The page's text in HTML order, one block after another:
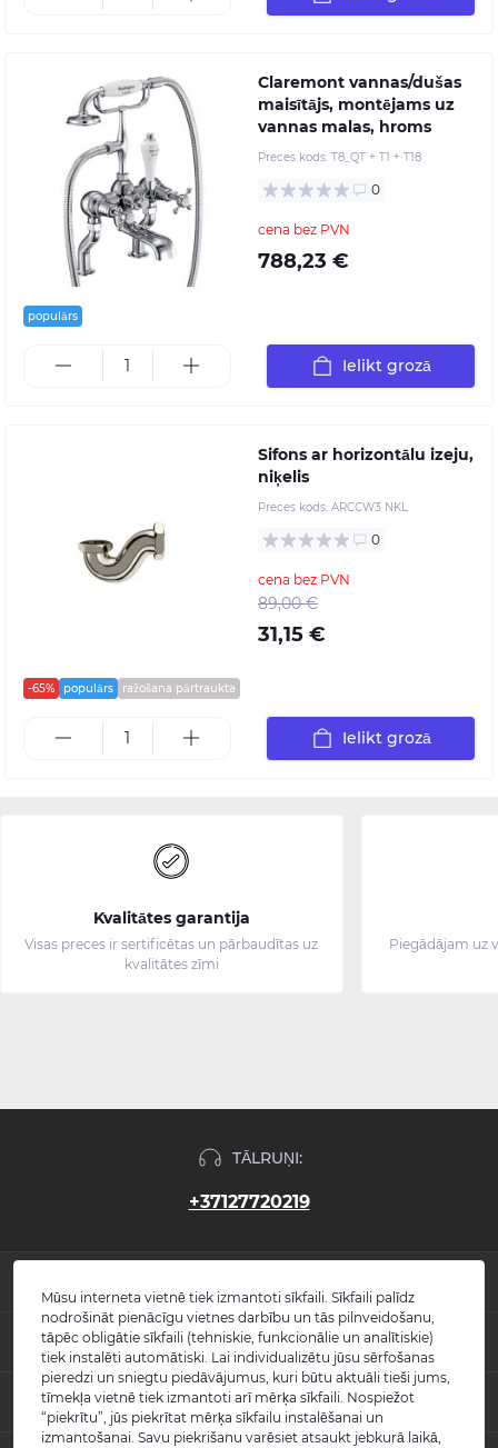
populārs
Claremont vannas/dušas
maisītājs, montējams uz
vannas malas, hroms
Preces kods: T8_QT + T1 + T18
0
cena bez PVN
788,23 €
Ielikt grozā
-65% populārs ražošana pārtraukta
Sifons ar horizontālu izeju,
niķelis
Preces kods: ARCCW3 NKL
0
cena bez PVN
89,00 €
31,15 €
Ielikt grozā
Kvalitātes garantija
Visas preces ir sertificētas un pārbaudītas uz
kvalitātes zīmi
Piegādājam uz
TĀLRUŅI:
+37127720219
Jaunumi
Atsauksmes
Kontakti
Vietnes karte
Ražotāji
POPULĀRS
Izlietnes
Vannas
Maisītāji
KONTAKTI UN ADRESE
Mūsu interneta vietnē tiek izmantoti sīkfaili. Sīkfaili palīdz
nodrošināt pienācīgu vietnes darbību un tās pilnveidošanu,
tāpēc obligātie sīkfaili (tehniskie, funkcionālie un analītiskie)
tiek instalēti automātiski. Lai individualizētu jūsu sērfošanas
pieredzi un sniegtu piedāvājumus, kuri būtu aktuāli tieši jums,
tīmekļa vietnē tiek izmantoti arī mērķa sīkfaili. Nospiežot
“piekrītu”, jūs piekrītat mērķa sīkfailu instalēšanai un
izmantošanai. Savu piekrišanu varēsiet atsaukt jebkurā laikā,